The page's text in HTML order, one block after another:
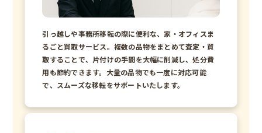
引っ越しや事務所移転の際に便利な、家・オフィスま
るごと買取サービス。複数の品物をまとめて査定・買
取することで、片付けの手間を大幅に削減し、処分費
用も節約できます。大量の品物でも一度に対応可能
で、スムーズな移転をサポートいたします。